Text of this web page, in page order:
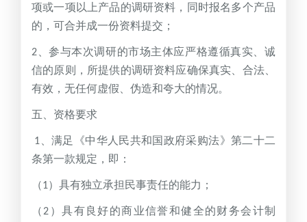
项或一项以上产品的调研资料，同时报名多个产品
的，可合并成一份资料提交；
2 、参与本次调研的市场主体应严格遵循真实、诚
信的原则，所提供的调研资料应确保真实、合法、
有效，无任何虚假、伪造和夸大的情况。
五、资格要求
1 、满足《中华人民共和国政府采购法》第二十二
条第一款规定，即：
（1）具有独立承担民事责任的能力；
（ 2 ）具有良好的商业信誉和健全的财务会计制